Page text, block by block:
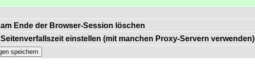
am Ende der Browser-Session löschen
Seitenverfallszeit einstellen (mit manchen Proxy-Servern verwenden)